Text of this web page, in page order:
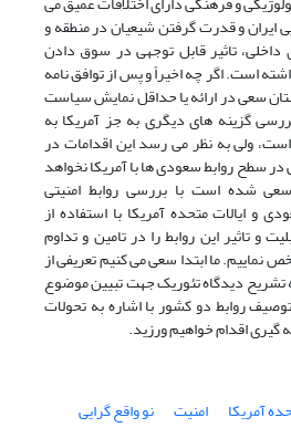
ایران و قدرت گرفتن شیعیان در منطقه و
تاثیر قابل توجهی در سوق دادن
است. اگر چه اخیراً و پس از توافق نامه
و 1+5، عربستان سعی در ارائه یا حداقل نمایش سیاست
گزینه های دیگری به جز آمریکا به
ولی به نظر می رسد این اقدامات در
در سطح روابط سعودی ها با آمریکا نخواهد
شده است با بررسی روابط امنیتی
و ایالات متحده آمریکا با استفاده از
و تاثیر این روابط را در تامین و تداوم
نماییم. ما ابتدا سعی می کنیم تعریفی از
دیدگاه تئوریک جهت تبیین موضوع
روابط دو کشور با اشاره به تحولات
گیری اقدام خواهیم ورزید.
آمریکا امنیت نو واقع گرایی